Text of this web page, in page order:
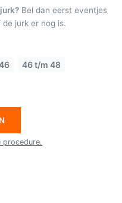
Bel dan eerst eventjes
jurk er nog is.
46 t/m 48
procedure.